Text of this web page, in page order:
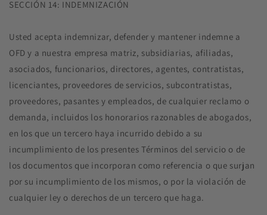
SECCIÓN 14: INDEMNIZACIÓN
Usted acepta indemnizar, defender y mantener indemne a
OFD y a nuestra empresa matriz, subsidiarias, afiliadas,
asociados, funcionarios, directores, agentes, contratistas,
licenciantes, proveedores de servicios, subcontratistas,
proveedores, pasantes y empleados, de cualquier reclamo o
demanda, incluidos los honorarios razonables de abogados,
en los que un tercero haya incurrido debido a su
incumplimiento de los presentes Términos del servicio o de
los documentos que incorporan como referencia o que surjan
por su incumplimiento de los mismos, o por la violación de
cualquier ley o derechos de un tercero que haga.